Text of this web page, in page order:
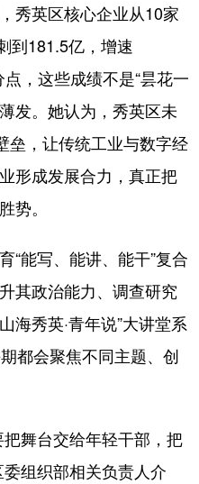
秀英区核心企业从10家
到181.5亿，增速
，这些成绩不是“昙花一
发。她认为，秀英区未
垒，让传统工业与数字经
形成发展合力，真正把
势。
能写、能讲、能干”复合
其政治能力、调查研究
海秀英·青年说”大讲堂系
都会聚焦不同主题、创
舞台交给年轻干部，把
组织部相关负责人介